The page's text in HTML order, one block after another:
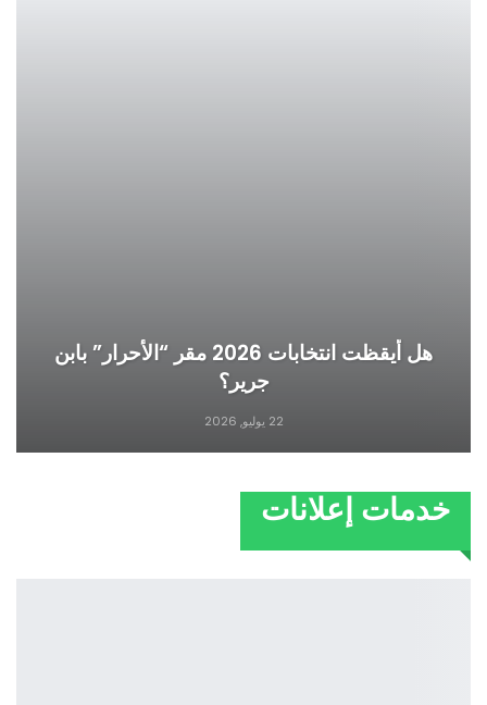
هل أيقظت انتخابات 2026 مقر “الأحرار” بابن
جرير؟
22 يوليو, 2026
خدمات إعلانات